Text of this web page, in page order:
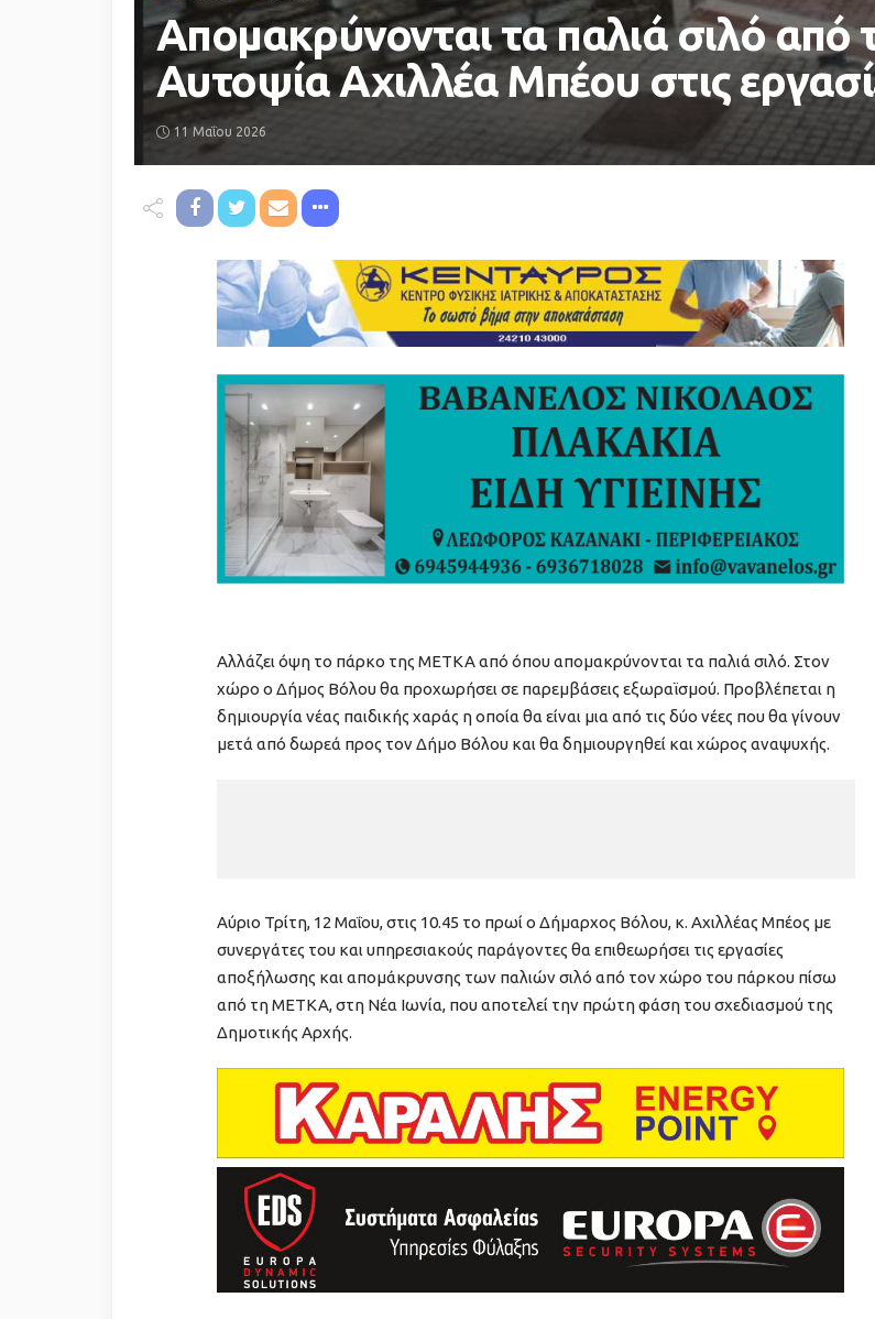
Απομακρύνονται τα παλιά σιλό
Αυτοψία Αχιλλέα Μπέου στις
11 Μαΐου 2026
Αλλάζει όψη το πάρκο της ΜΕΤΚΑ από όπου απομακρύνονται τα παλιά σιλό. Στον
χώρο ο Δήμος Βόλου θα προχωρήσει σε παρεμβάσεις εξωραϊσμού. Προβλέπεται η
δημιουργία νέας παιδικής χαράς η οποία θα είναι μια από τις δύο νέες που θα γίνουν
μετά από δωρεά προς τον Δήμο Βόλου και θα δημιουργηθεί και χώρος αναψυχής.
Αύριο Τρίτη, 12 Μαΐου, στις 10.45 το πρωί ο Δήμαρχος Βόλου, κ. Αχιλλέας Μπέος με
συνεργάτες του και υπηρεσιακούς παράγοντες θα επιθεωρήσει τις εργασίες
αποξήλωσης και απομάκρυνσης των παλιών σιλό από τον χώρο του πάρκου πίσω
από τη ΜΕΤΚΑ, στη Νέα Ιωνία, που αποτελεί την πρώτη φάση του σχεδιασμού της
Δημοτικής Αρχής.